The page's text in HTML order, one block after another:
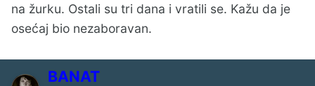
na žurku. Ostali su tri dana i vratili se. Kažu da je
osećaj bio nezaboravan.
BANAT